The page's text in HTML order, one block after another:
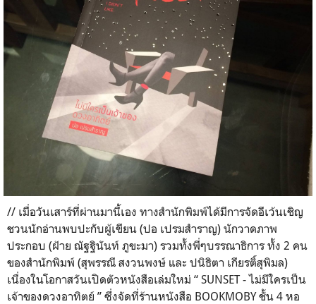
// เมื่อวันเสาร์ที่ผ่านมานี้เอง ทางสำนักพิมพ์ได้มีการจัดอีเว้นเชิญ
ชวนนักอ่านพบปะกับผู้เขียน (ปอ เปรมสำราญ) นักวาดภาพ
ประกอบ (ฝ้าย ณัฐฐินันท์ ภูขะมา) รวมทั้งพี่ๆบรรณาธิการ ทั้ง 2 คน
ของสำนักพิมพ์ (สุพรรณี สงวนพงษ์ และ ปนิธิตา เกียรติ์สุพิมล)
เนื่องในโอกาสวันเปิดตัวหนังสือเล่มใหม่ “ SUNSET - ไม่มีใครเป็น
เจ้าของดวงอาทิตย์ ’’ ซึ่งจัดที่ร้านหนังสือ BOOKMOBY ชั้น 4 หอ